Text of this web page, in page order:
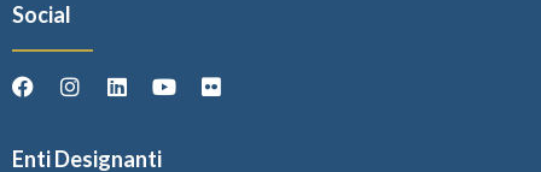
Social
Enti Designanti